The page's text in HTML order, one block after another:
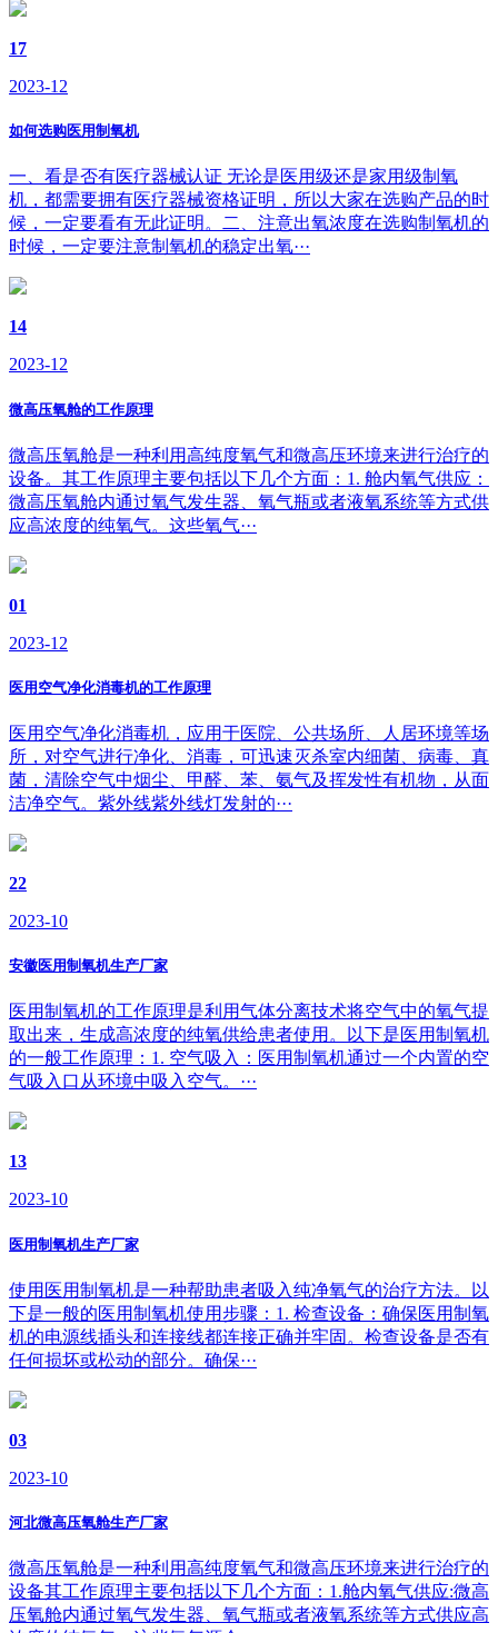
17
2023-12
如何选购医用制氧机
一、看是否有医疗器械认证 无论是医用级还是家用级制氧
机，都需要拥有医疗器械资格证明，所以大家在选购产品的时
候，一定要看有无此证明。二、注意出氧浓度在选购制氧机的
时候，一定要注意制氧机的稳定出氧···
14
2023-12
微高压氧舱的工作原理
微高压氧舱是一种利用高纯度氧气和微高压环境来进行治疗的
设备。其工作原理主要包括以下几个方面：1. 舱内氧气供应：
微高压氧舱内通过氧气发生器、氧气瓶或者液氧系统等方式供
应高浓度的纯氧气。这些氧气···
01
2023-12
医用空气净化消毒机的工作原理
医用空气净化消毒机，应用于医院、公共场所、人居环境等场
所，对空气进行净化、消毒，可迅速灭杀室内细菌、病毒、真
菌，清除空气中烟尘、甲醛、苯、氨气及挥发性有机物，从面
洁净空气。紫外线紫外线灯发射的···
22
2023-10
安徽医用制氧机生产厂家
医用制氧机的工作原理是利用气体分离技术将空气中的氧气提
取出来，生成高浓度的纯氧供给患者使用。以下是医用制氧机
的一般工作原理：1. 空气吸入：医用制氧机通过一个内置的空
气吸入口从环境中吸入空气。···
13
2023-10
医用制氧机生产厂家
使用医用制氧机是一种帮助患者吸入纯净氧气的治疗方法。以
下是一般的医用制氧机使用步骤：1. 检查设备：确保医用制氧
机的电源线插头和连接线都连接正确并牢固。检查设备是否有
任何损坏或松动的部分。确保···
03
2023-10
河北微高压氧舱生产厂家
微高压氧舱是一种利用高纯度氧气和微高压环境来进行治疗的
设备其工作原理主要包括以下几个方面：1.舱内氧气供应:微高
压氧舱内通过氧气发生器、氧气瓶或者液氧系统等方式供应高